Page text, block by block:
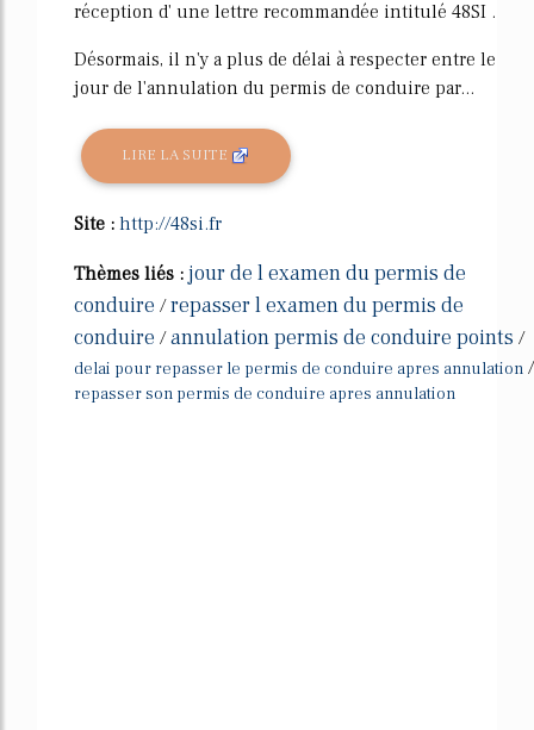
réception d' une lettre recommandée intitulé 48SI .
Désormais, il n'y a plus de délai à respecter entre le
jour de l'annulation du permis de conduire par...
LIRE LA SUITE
Site : http://48si.fr
Thèmes liés : jour de l examen du permis de
conduire /repasser l examen du permis de
conduire /annulation permis de conduire points /
delai pour repasser le permis de conduire apres annulation /
repasser son permis de conduire apres annulation